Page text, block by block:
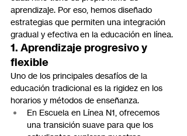
aprendizaje. Por eso, hemos diseñado
estrategias que permiten una integración
gradual y efectiva en la educación en línea.
1. Aprendizaje progresivo y
flexible
Uno de los principales desafíos de la
educación tradicional es la rigidez en los
horarios y métodos de enseñanza.
En Escuela en Línea N1, ofrecemos
una transición suave para que los